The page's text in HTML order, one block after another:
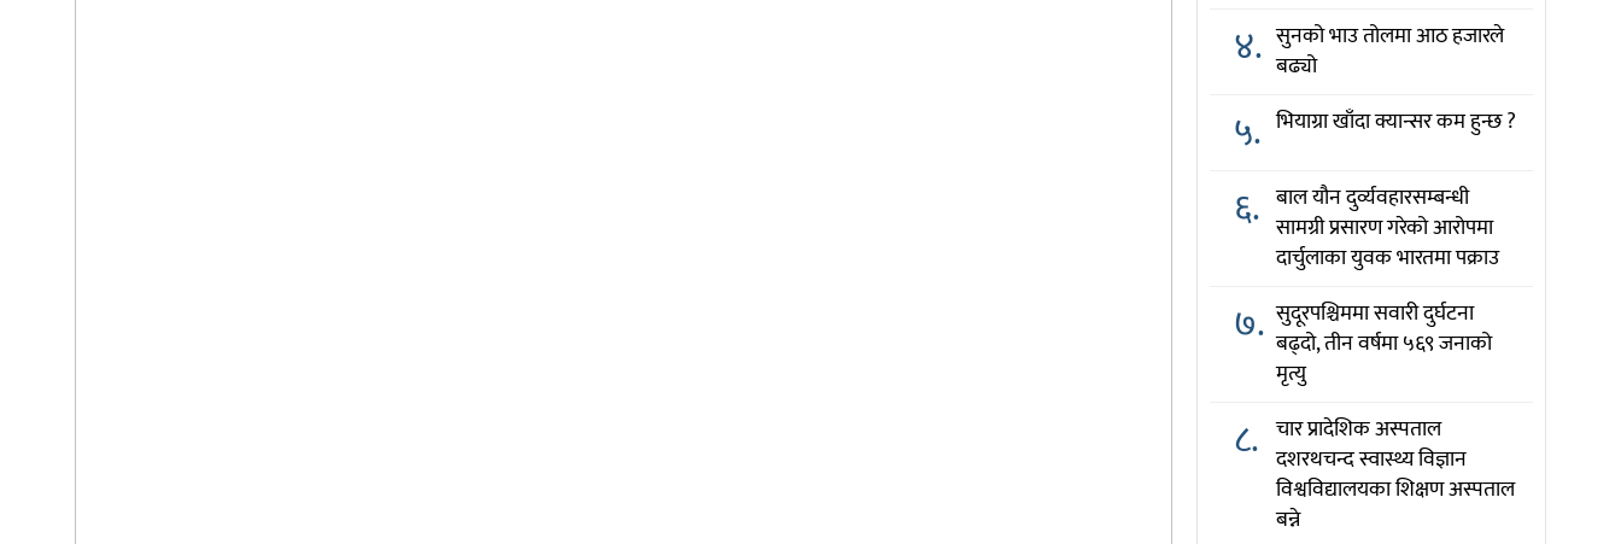
४. सुनको भाउ तोलमा आठ हजारले
बढ्यो
५. भियाग्रा खाँदा क्यान्सर कम हुन्छ ?
६. बाल यौन दुर्व्यवहारसम्बन्धी
सामग्री प्रसारण गरेको आरोपमा
दार्चुलाका युवक भारतमा पक्राउ
७. सुदूरपश्चिममा सवारी दुर्घटना
बढ्दो, तीन वर्षमा ५६९ जनाको
मृत्यु
८. चार प्रादेशिक अस्पताल
दशरथचन्द स्वास्थ्य विज्ञान
विश्वविद्यालयका शिक्षण अस्पताल
बन्ने